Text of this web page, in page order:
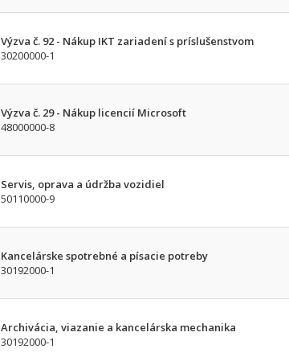
Výzva č. 92 - Nákup IKT zariadení s príslušenstvom
30200000-1
Výzva č. 29 - Nákup licencií Microsoft
48000000-8
Servis, oprava a údržba vozidiel
50110000-9
Kancelárske spotrebné a písacie potreby
30192000-1
Archivácia, viazanie a kancelárska mechanika
30192000-1